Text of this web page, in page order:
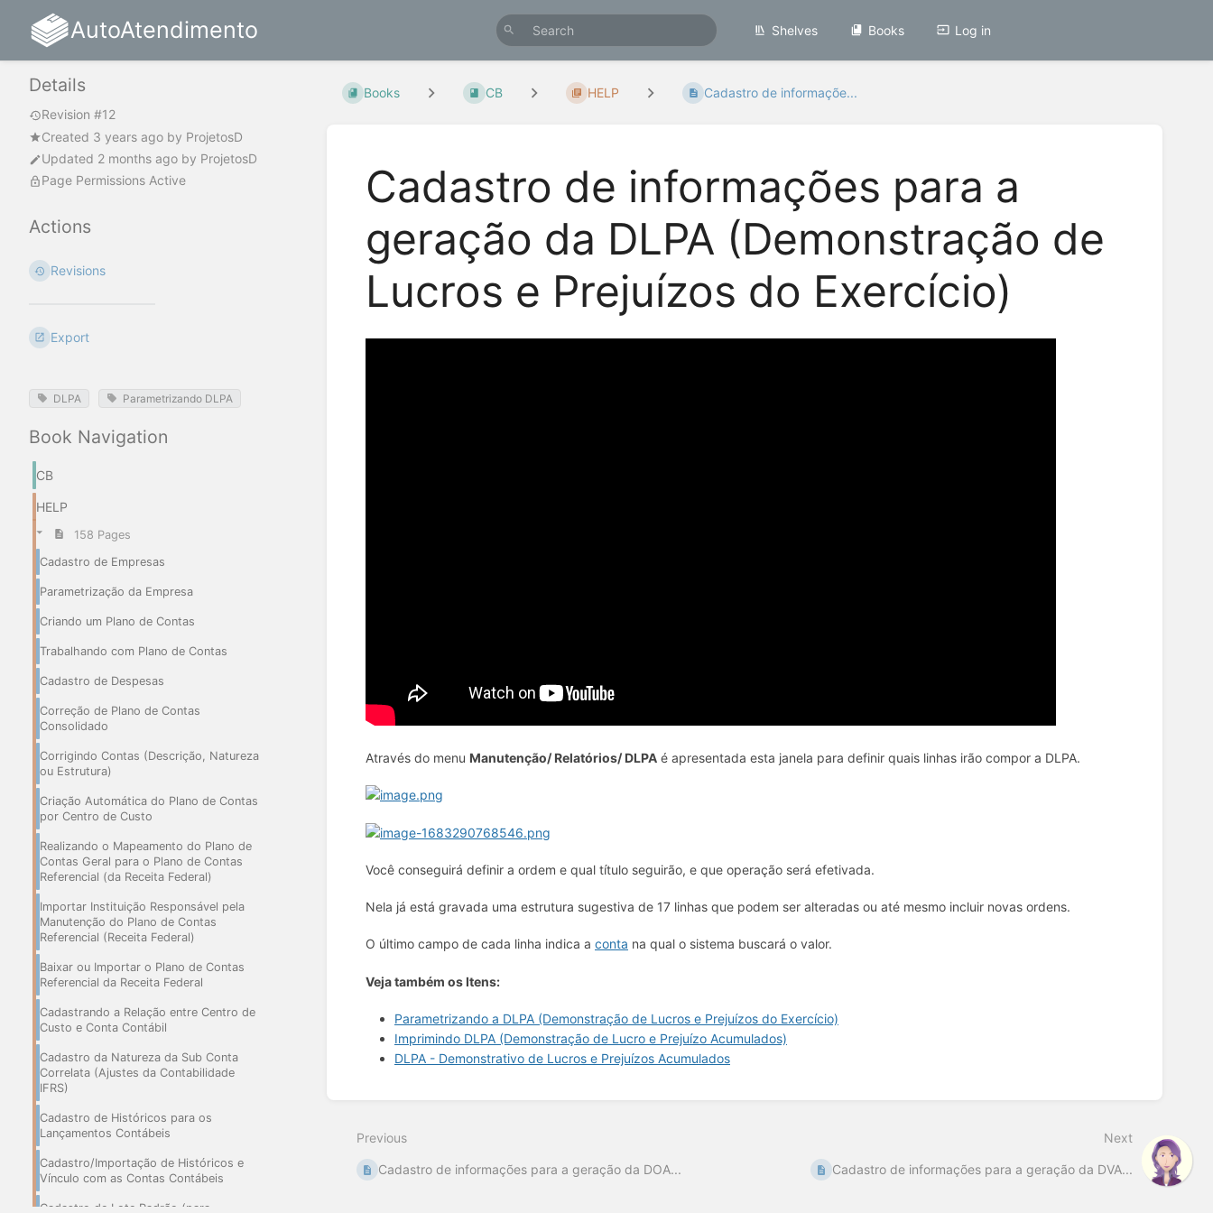
AutoAtendimento Shelves Books Log in
Details
Revision #12
Created 3 years ago by ProjetosD
Updated 2 months ago by ProjetosD
Page Permissions Active
Actions
Revisions
Export
DLPA Parametrizando DLPA
Book Navigation
CB
HELP
158 Pages
Cadastro de Empresas
Parametrização da Empresa
Criando um Plano de Contas
Trabalhando com Plano de Contas
Cadastro de Despesas
Correção de Plano de Contas
Consolidado
Corrigindo Contas (Descrição, Natureza
ou Estrutura)
Criação Automática do Plano de Contas
por Centro de Custo
Realizando o Mapeamento do Plano de
Contas Geral para o Plano de Contas
Referencial (da Receita Federal)
Importar Instituição Responsável pela
Manutenção do Plano de Contas
Referencial (Receita Federal)
Baixar ou Importar o Plano de Contas
Referencial da Receita Federal
Cadastrando a Relação entre Centro de
Custo e Conta Contábil
Cadastro da Natureza da Sub Conta
Correlata (Ajustes da Contabilidade
IFRS)
Cadastro de Históricos para os
Lançamentos Contábeis
Cadastro/Importação de Históricos e
Vínculo com as Contas Contábeis
Cadastro de Lote Padrão (para
Books CB HELP Cadastro de informaçõe...
Cadastro de informações para a
geração da DLPA (Demonstração de
Lucros e Prejuízos do Exercício)
Através do menu Manutenção/Relatórios/DLPA é apresentada esta janela para definir quais linhas irão compor a DLPA.
Você conseguirá definir a ordem e qual título seguirão, e que operação será efetivada.
Nela já está gravada uma estrutura sugestiva de 17 linhas que podem ser alteradas ou até mesmo incluir novas ordens.
O último campo de cada linha indica a conta na qual o sistema buscará o valor.
Veja também os Itens:
Parametrizando a DLPA (Demonstração de Lucros e Prejuízos do Exercício)
Imprimindo DLPA (Demonstração de Lucro e Prejuízo Acumulados)
DLPA - Demonstrativo de Lucros e Prejuízos Acumulados
mode
Previous
Cadastro de informações para a geração da DOA...
Next
Cadastro de informações para a geração da DVA...